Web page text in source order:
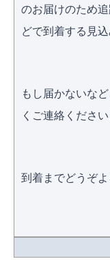
のお届けのため
どで到着する見込
もし届かないな
くご連絡ください
到着までどうぞ